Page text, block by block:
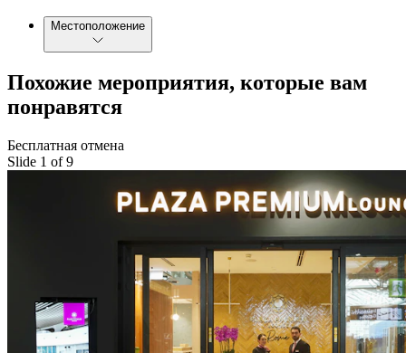
Местоположение
Похожие мероприятия, которые вам
понравятся
Бесплатная отмена
Slide 1 of 9